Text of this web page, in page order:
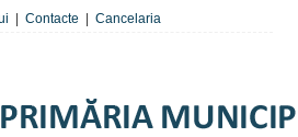
Contacte Cancelaria